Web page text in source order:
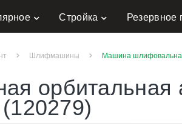
Стройка Резервное
Шлифмашины Машина
орбитальная